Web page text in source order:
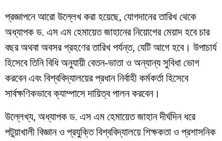
প্রজ্ঞাপনে আরো উল্লেখ করা হয়েছে, যোগদানের তারিখ থেকে
অধ্যাপক ড. এস এম হেমায়েত জাহানের নিয়োগের মেয়াদ হবে চার
বছর অথবা অবসর গ্রহণের তারিখ পর্যন্ত, যেটি আগে হবে। উপাচার্য
হিসেবে তিনি বিধি অনুযায়ী বেতন-ভাতা ও অন্যান্য সুবিধা ভোগ
করবেন এবং বিশ্ববিদ্যালয়ের প্রধান নির্বাহী কর্মকর্তা হিসেবে
সার্বক্ষণিকভাবে ক্যাম্পাসে দায়িত্ব পালন করবেন।
উল্লেখ্য, অধ্যাপক ড. এস এম হেমায়েত জাহান দীর্ঘদিন ধরে
পটুয়াখালী বিজ্ঞান ও প্রযুক্তি বিশ্ববিদ্যালয়ে শিক্ষকতা ও প্রশাসনিক